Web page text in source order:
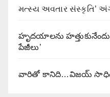
મત્સ્ય અવતાર સંસ્કૃતિ’
హృదయాలను
పేజీలు’
వారితో కానిది…విజయ్